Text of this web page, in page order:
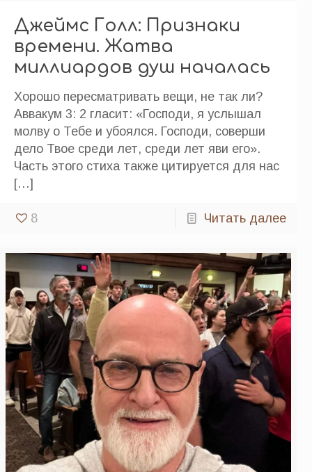
Джеймс Голл: Признаки
времени. Жатва
миллиардов душ началась
Хорошо пересматривать вещи, не так ли?
Аввакум 3: 2 гласит: «Господи, я услышал
молву о Тебе и убоялся. Господи, cоверши
дело Твое среди лет, среди лет яви его».
Часть этого стиха также цитируется для нас
[…]
8 Читать далее